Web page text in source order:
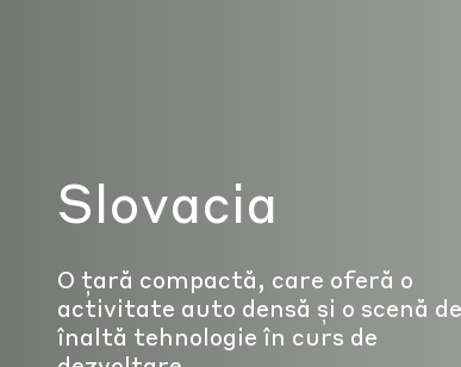
Slovacia
O țară compactă, care oferă o
activitate auto densă și o scenă de
înaltă tehnologie în curs de